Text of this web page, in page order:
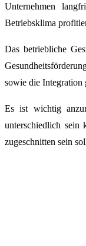
Unternehmen
Betriebsklima
Das betriebliche
sowie die Integration
Es ist wichtig
unterschiedlich sein
zugeschnitten sein